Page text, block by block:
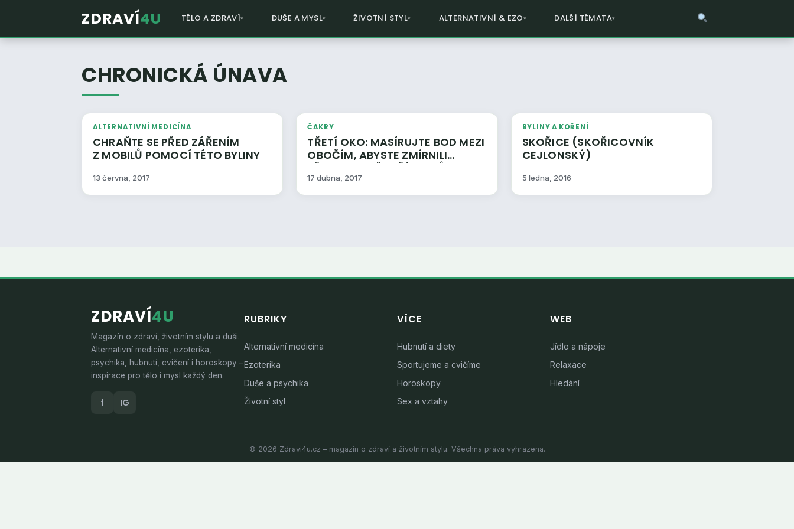
ZDRAVÍ4U TĚLO A ZDRAVÍ DUŠE A MYSL ŽIVOTNÍ STYL ALTERNATIVNÍ & EZO DALŠÍ TÉMATA
CHRONICKÁ ÚNAVA
ALTERNATIVNÍ MEDICÍNA
CHRAŇTE SE PŘED ZÁŘENÍM
Z MOBILŮ POMOCÍ TÉTO BYLINY
13 června, 2017
ČAKRY
TŘETÍ OKO: MASÍRUJTE BOD MEZI
OBOČÍM, ABYSTE ZMÍRNILI
TĚCHTO DEVĚT PŘÍZNAKŮ
17 dubna, 2017
BYLINY A KOŘENÍ
SKOŘICE (SKOŘICOVNÍK
CEJLONSKÝ)
5 ledna, 2016
ZDRAVÍ4U
Magazín o zdraví, životním stylu a duši.
Alternativní medicína, ezoterika,
psychika, hubnutí, cvičení i horoskopy –
inspirace pro tělo i mysl každý den.
f IG
RUBRIKY
Alternativní medicína
Ezoterika
Duše a psychika
Životní styl
VÍCE
Hubnutí a diety
Sportujeme a cvičíme
Horoskopy
Sex a vztahy
WEB
Jídlo a nápoje
Relaxace
Hledání
© 2026 Zdravi4u.cz – magazín o zdraví a životním stylu. Všechna práva vyhrazena.